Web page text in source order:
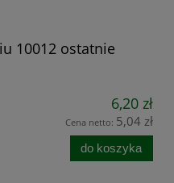
10012 ostatnie
6,20 zł
Cena netto: 5,04 zł
do koszyka